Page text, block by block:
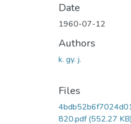
Date
1960-07-12
Authors
k. gy. j.
Files
820.pdf(552.27 KB)